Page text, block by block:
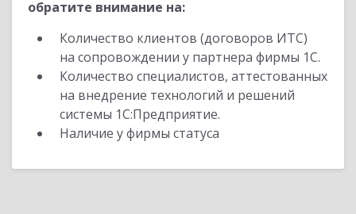
обратите внимание на:
Количество клиентов (договоров ИТС)
на сопровождении у партнера фирмы 1С.
Количество специалистов, аттестованных
на внедрение технологий и решений
системы 1С:Предприятие.
Наличие у фирмы статуса